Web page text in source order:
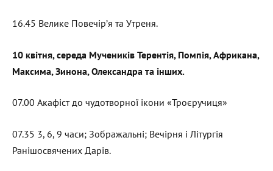
16.45 Велике Повечір’я та Утреня.
10 квітня, середа Мучеників Терентія, Помпія, Африкана,
Максима, Зинона, Олександра та інших.
07.00 Акафіст до чудотворної ікони «Троєручиця»
07.35 3, 6, 9 часи; Зображальні; Вечірня і Літургія
Ранішосвячених Дарів.